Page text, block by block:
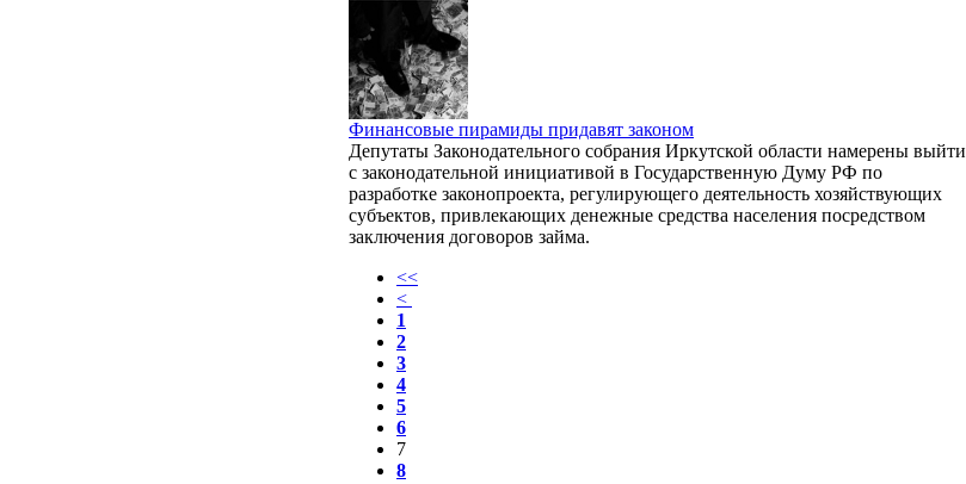
Финансовые пирамиды придавят законом
Депутаты Законодательного собрания Иркутской области намерены выйти
с законодательной инициативой в Государственную Думу РФ по
разработке законопроекта, регулирующего деятельность хозяйствующих
субъектов, привлекающих денежные средства населения посредством
заключения договоров займа.
<<
<
1
2
3
4
5
6
7
8